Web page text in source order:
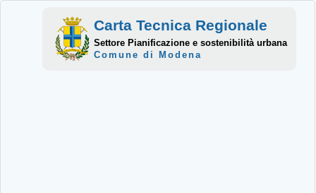
Carta Tecnica Regionale
Settore Pianificazione e sostenibilità urbana
Comune di Modena